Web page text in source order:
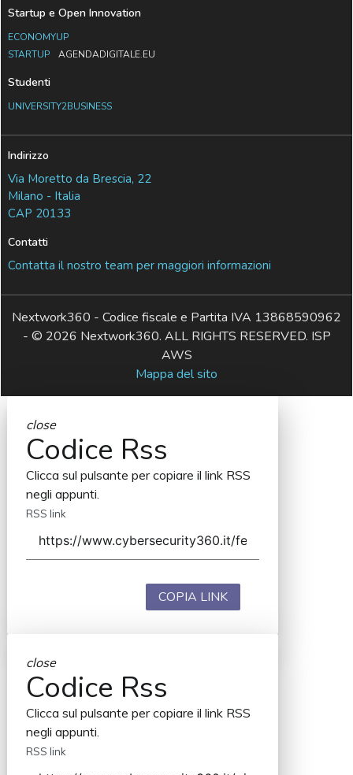
Startup e Open Innovation
ECONOMYUP
STARTUP
AGENDADIGITALE.EU
Studenti
UNIVERSITY2BUSINESS
Indirizzo
Via Moretto da Brescia, 22
Milano - Italia
CAP 20133
Contatti
Contatta il nostro team per maggiori informazioni
Nextwork360 - Codice fiscale e Partita IVA 13868590962
- © 2026 Nextwork360. ALL RIGHTS RESERVED. ISP
AWS
Mappa del sito
close
Codice Rss
Clicca sul pulsante per copiare il link RSS
negli appunti.
RSS link
COPIA LINK
close
Codice Rss
Clicca sul pulsante per copiare il link RSS
negli appunti.
RSS link